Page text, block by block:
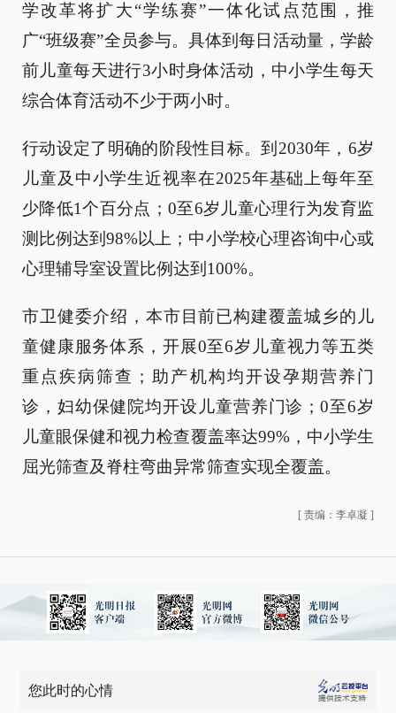
学改革将扩大“学练赛”一体化试点范围，推
广“班级赛”全员参与。具体到每日活动量，学龄
前儿童每天进行3小时身体活动，中小学生每天
综合体育活动不少于两小时。
行动设定了明确的阶段性目标。到2030年，6岁
儿童及中小学生近视率在2025年基础上每年至
少降低1个百分点；0至6岁儿童心理行为发育监
测比例达到98%以上；中小学校心理咨询中心或
心理辅导室设置比例达到100%。
市卫健委介绍，本市目前已构建覆盖城乡的儿
童健康服务体系，开展0至6岁儿童视力等五类
重点疾病筛查；助产机构均开设孕期营养门
诊，妇幼保健院均开设儿童营养门诊；0至6岁
儿童眼保健和视力检查覆盖率达99%，中小学生
屈光筛查及脊柱弯曲异常筛查实现全覆盖。
[ 责编：李卓凝 ]
您此时的心情